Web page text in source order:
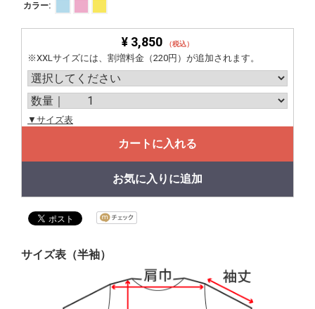
カラー:
¥ 3,850 （税込）
※XXLサイズには、割増料金（220円）が追加されます。
▼サイズ表
カートに入れる
お気に入りに追加
サイズ表（半袖）